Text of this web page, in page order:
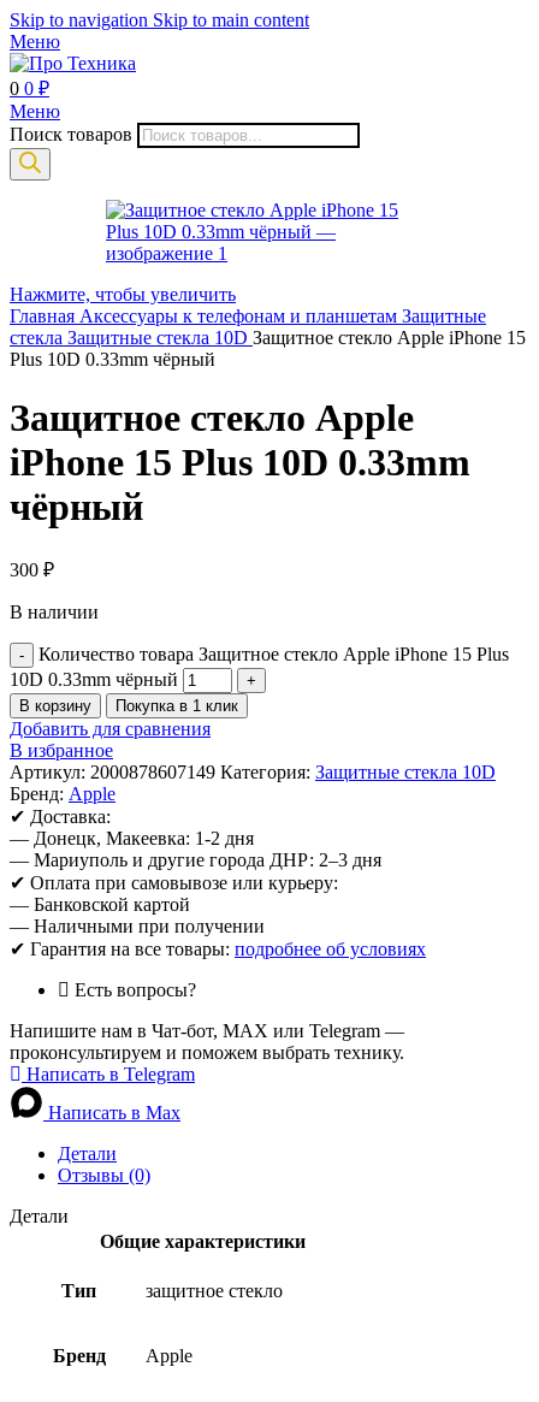
Skip to navigation Skip to main content
Меню
0 0 ₽
Меню
Поиск товаров
Нажмите, чтобы увеличить
Главная Аксессуары к телефонам и планшетам Защитные
стекла Защитные стекла 10D Защитное стекло Apple iPhone 15
Plus 10D 0.33mm чёрный
Защитное стекло Apple
iPhone 15 Plus 10D 0.33mm
чёрный
300 ₽
В наличии
Количество товара Защитное стекло Apple iPhone 15 Plus
10D 0.33mm чёрный
В корзину Покупка в 1 клик
Добавить для сравнения
В избранное
Артикул: 2000878607149 Категория: Защитные стекла 10D
Бренд: Apple
✔ Доставка:
— Донецк, Макеевка: 1-2 дня
— Мариуполь и другие города ДНР: 2–3 дня
✔ Оплата при самовывозе или курьеру:
— Банковской картой
— Наличными при получении
✔ Гарантия на все товары: подробнее об условиях
Есть вопросы?
Напишите нам в Чат-бот, MAX или Telegram —
проконсультируем и поможем выбрать технику.
Написать в Telegram
Написать в Max
Детали
Отзывы (0)
Детали
Общие характеристики
Тип защитное стекло
Бренд Apple